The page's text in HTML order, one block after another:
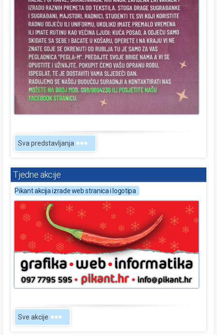
Sva predstavljanja
Tjedne akcije
Pikant akcija izrade web stranica i logotipa
Sve akcije